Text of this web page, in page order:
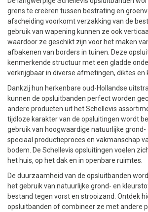
grens te creëren tussen bestrating en
afscheiding voorkomt verzakking van de
gebruik van wapening kunnen ze ook
waardoor ze geschikt zijn voor het maken
afbakenen van borders in tuinen. Deze
kenmerkende structuur met een gladde
verkrijgbaar in diverse afmetingen, diktes en
Dankzij hun herkenbare oud-Hollandse
kunnen de opsluitbanden perfect worden
andere producten uit het Schellevis
tijdloze karakter van de opsluitingen wordt
gebruik van hoogwaardige natuurlijke
speciaal productieproces en vakmanschap
bodem. De Schellevis opsluitingen voelen
het huis, op het dak en in openbare ruimtes.
De duurzaamheid van de opsluitbanden
het gebruik van natuurlijke grond- en
bestand tegen vorst en strooizand. Ontdek
opsluitbanden of combineer ze met andere